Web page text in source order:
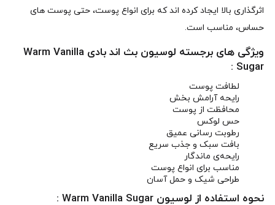
اثرگذاری بالا ایجاد کرده‌ اند که برای انواع پوست، حتی پوست‌ های
حساس، مناسب است.
ویژگی های برجسته لوسیون بث اند بادی Warm Vanilla
Sugar :
لطافت پوست
رایحه آرامش‌ بخش
محافظت از پوست
حس لوکس
رطوبت‌ رسانی عمیق
بافت سبک و جذب سریع
رایحه‌ی ماندگار
مناسب برای انواع پوست
طراحی شیک و حمل آسان
نحوه استفاده از لوسیون Warm Vanilla Sugar :